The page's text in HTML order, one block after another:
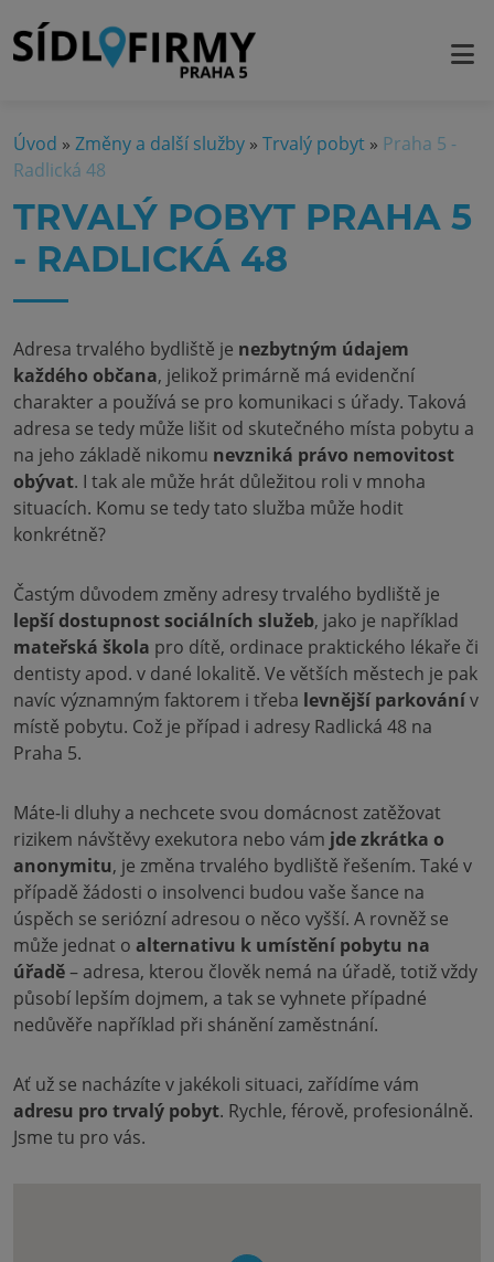
Úvod » Změny a další služby » Trvalý pobyt » Praha 5 -
Radlická 48
TRVALÝ POBYT PRAHA 5
- RADLICKÁ 48
Adresa trvalého bydliště je nezbytným údajem
každého občana, jelikož primárně má evidenční
charakter a používá se pro komunikaci s úřady. Taková
adresa se tedy může lišit od skutečného místa pobytu a
na jeho základě nikomu nevzniká právo nemovitost
obývat. I tak ale může hrát důležitou roli v mnoha
situacích. Komu se tedy tato služba může hodit
konkrétně?
Častým důvodem změny adresy trvalého bydliště je
lepší dostupnost sociálních služeb, jako je například
mateřská škola pro dítě, ordinace praktického lékaře či
dentisty apod. v dané lokalitě. Ve větších městech je pak
navíc významným faktorem i třeba levnější parkovánív
místě pobytu. Což je případ i adresy Radlická 48 na
Praha 5.
Máte-li dluhy a nechcete svou domácnost zatěžovat
rizikem návštěvy exekutora nebo vám jde zkrátka o
anonymitu, je změna trvalého bydliště řešením. Také v
případě žádosti o insolvenci budou vaše šance na
úspěch se seriózní adresou o něco vyšší. A rovněž se
může jednat o alternativu k umístění pobytu na
úřadě– adresa, kterou člověk nemá na úřadě, totiž vždy
působí lepším dojmem, a tak se vyhnete případné
nedůvěře například při shánění zaměstnání.
Ať už se nacházíte v jakékoli situaci, zařídíme vám
adresu pro trvalý pobyt. Rychle, férově, profesionálně.
Jsme tu pro vás.